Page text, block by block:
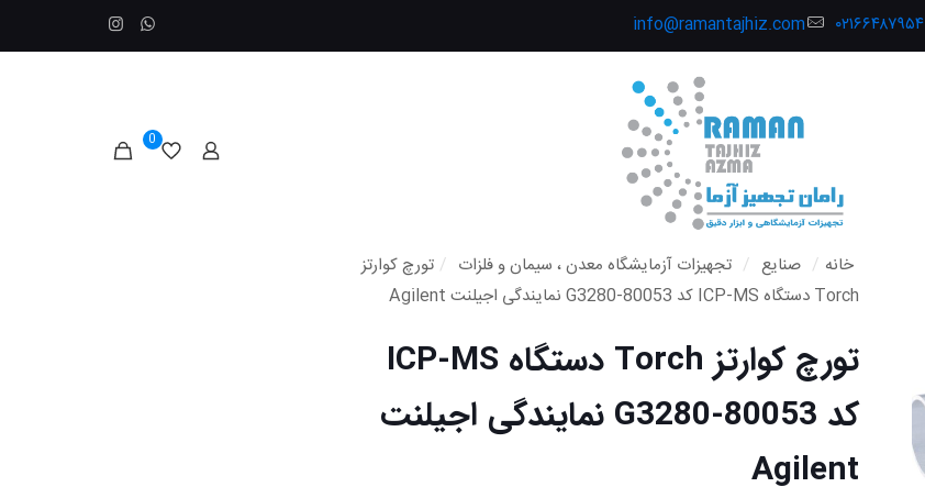
۰۲۱۶۶۴۸۷۹۵۴ info@ramantajhiz.com
0
خانه / صنایع / تجهیزات آزمایشگاه معدن ، سیمان و فلزات / تورچ کوارتز
Torch دستگاه ICP-MS کد 80053-G3280 نمایندگی اجیلنت Agilent
تورچ کوارتز Torch دستگاه ICP-MS
کد 80053-G3280 نمایندگی اجیلنت
Agilent